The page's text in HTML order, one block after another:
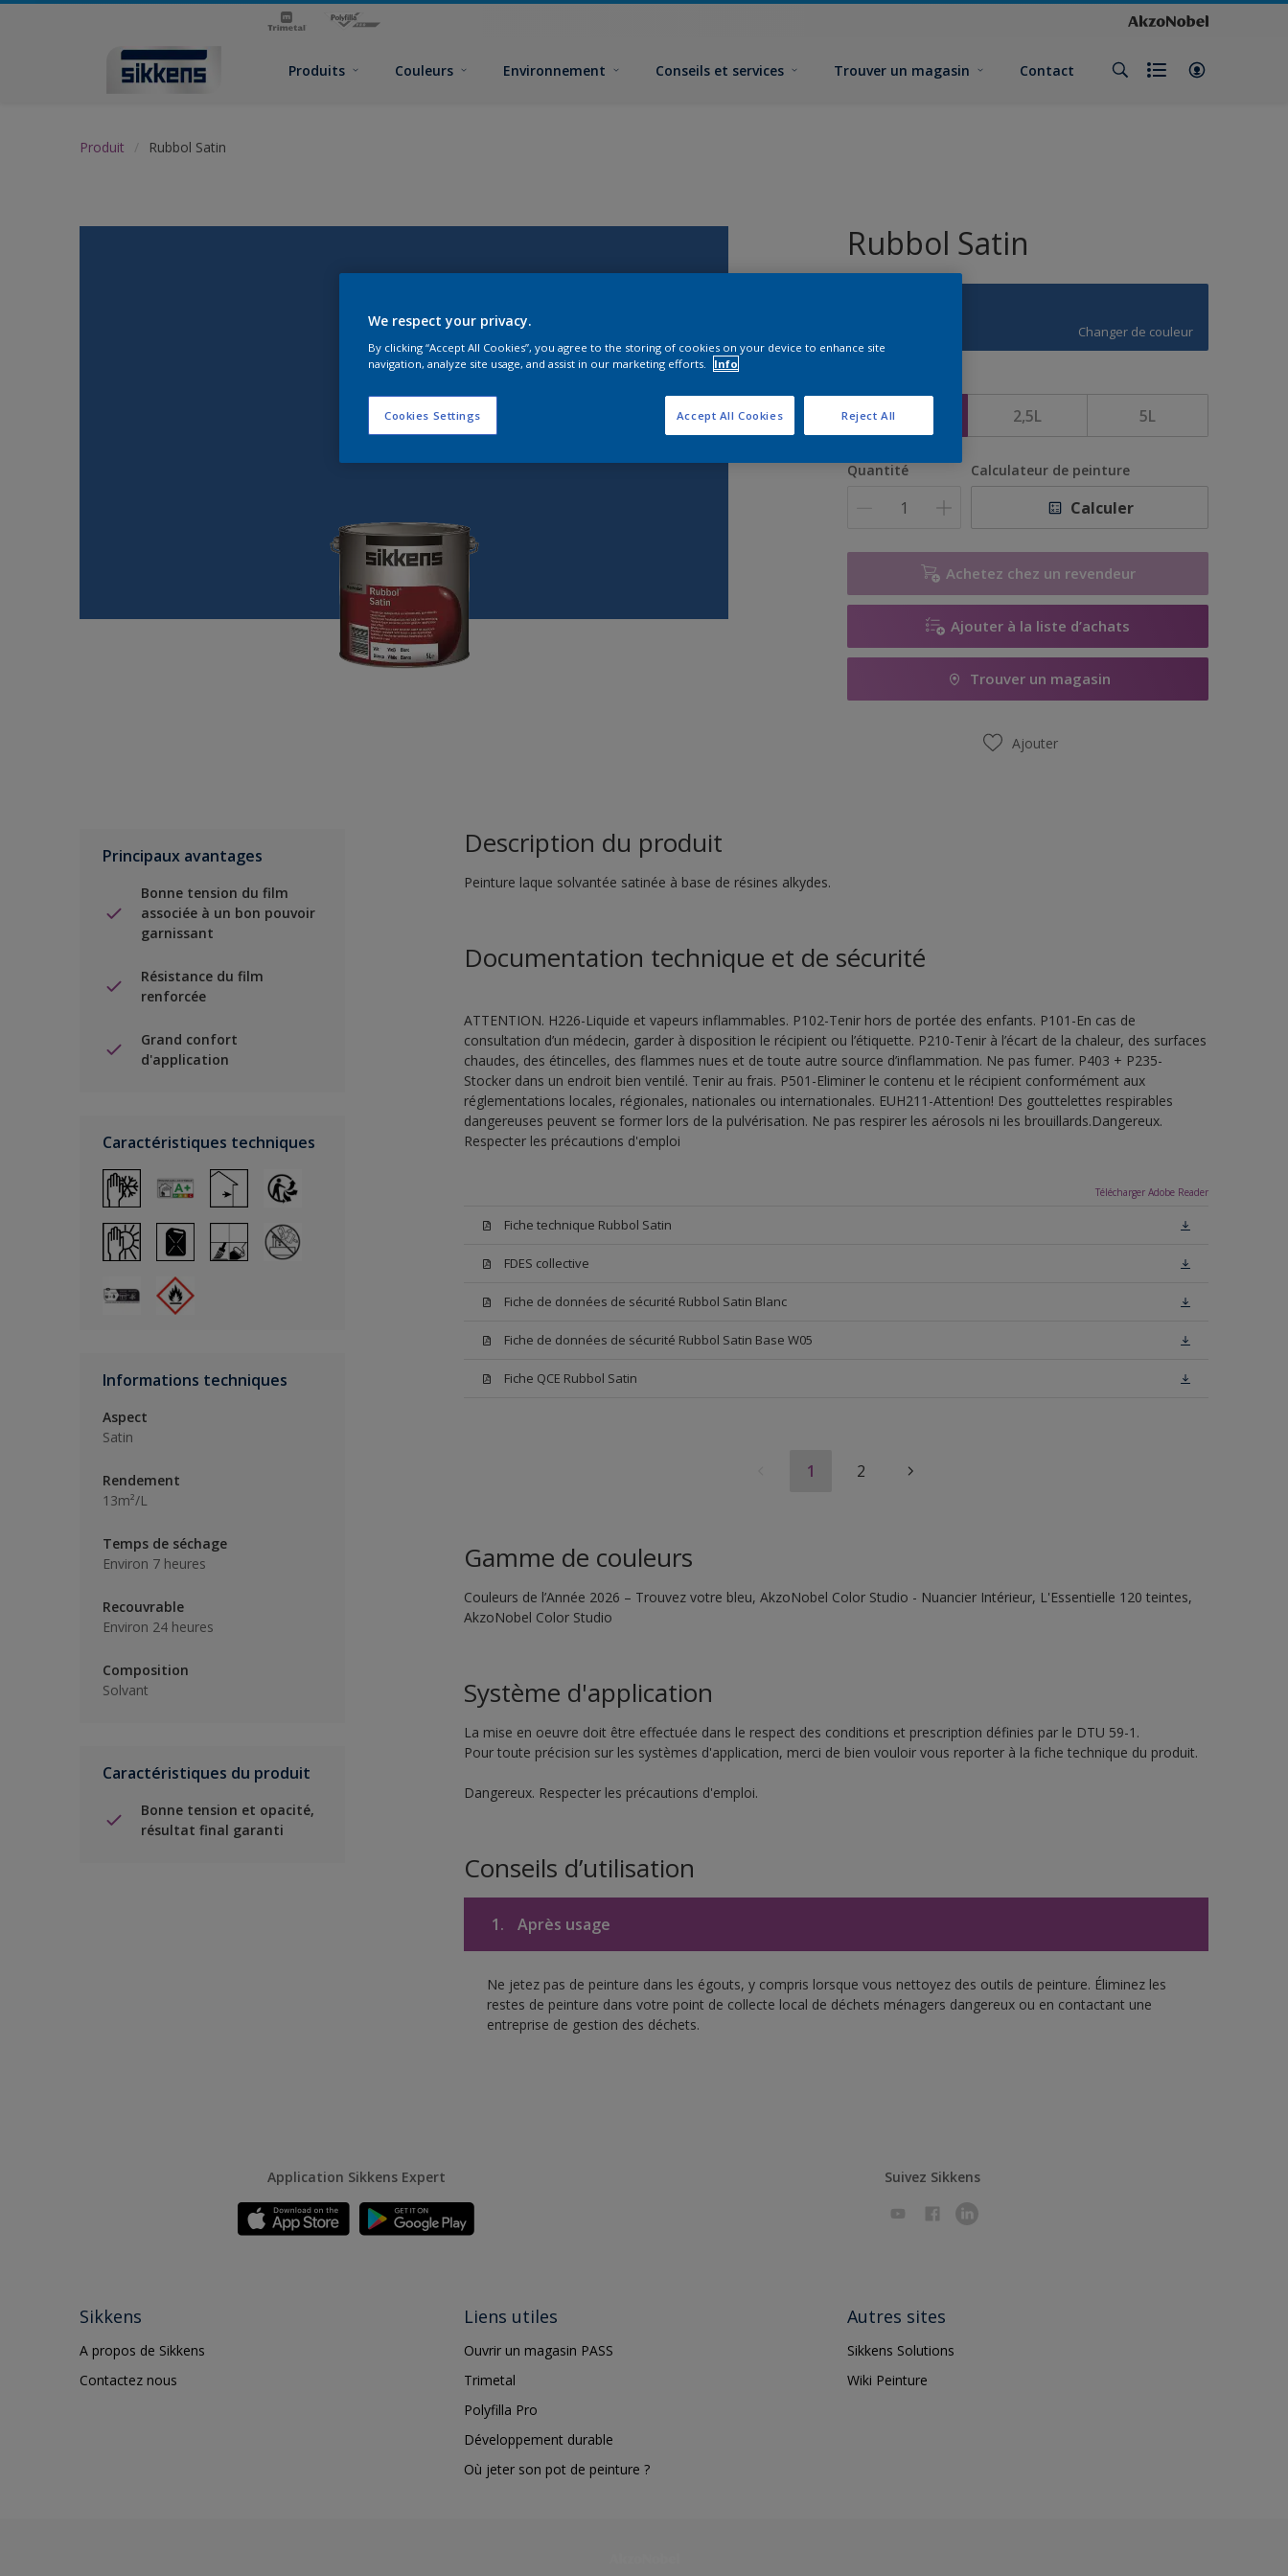
Produits Couleurs Environnement Conseils et services Trouver un magasin Contact
Produit Rubbol Satin
Rubbol Satin
Changer de couleur
2,5L 5L
Quantité Calculateur de peinture
Calculer
Achetez chez un revendeur
Ajouter à la liste d’achats
Trouver un magasin
Ajouter
Principaux avantages
Bonne tension du film
associée à un bon pouvoir
garnissant
Résistance du film
renforcée
Grand confort
d'application
Caractéristiques techniques
Informations techniques
Aspect
Satin
Rendement
13m²/L
Temps de séchage
Environ 7 heures
Recouvrable
Environ 24 heures
Composition
Solvant
Caractéristiques du produit
Bonne tension et opacité,
résultat final garanti
Description du produit
Peinture laque solvantée satinée à base de résines alkydes.
Documentation technique et de sécurité
ATTENTION. H226-Liquide et vapeurs inflammables. P102-Tenir hors de portée des enfants. P101-En cas de
consultation d’un médecin, garder à disposition le récipient ou l’étiquette. P210-Tenir à l’écart de la chaleur, des surfaces
chaudes, des étincelles, des flammes nues et de toute autre source d’inflammation. Ne pas fumer. P403 + P235-
Stocker dans un endroit bien ventilé. Tenir au frais. P501-Eliminer le contenu et le récipient conformément aux
réglementations locales, régionales, nationales ou internationales. EUH211-Attention! Des gouttelettes respirables
dangereuses peuvent se former lors de la pulvérisation. Ne pas respirer les aérosols ni les brouillards.Dangereux.
Respecter les précautions d'emploi
Télécharger Adobe Reader
Fiche technique Rubbol Satin
FDES collective
Fiche de données de sécurité Rubbol Satin Blanc
Fiche de données de sécurité Rubbol Satin Base W05
Fiche QCE Rubbol Satin
1 2
Gamme de couleurs
Couleurs de l’Année 2026 – Trouvez votre bleu, AkzoNobel Color Studio - Nuancier Intérieur, L'Essentielle 120 teintes,
AkzoNobel Color Studio
Système d'application
La mise en oeuvre doit être effectuée dans le respect des conditions et prescription définies par le DTU 59-1.
Pour toute précision sur les systèmes d'application, merci de bien vouloir vous reporter à la fiche technique du produit.
Dangereux. Respecter les précautions d'emploi.
Conseils d’utilisation
1. Après usage
Ne jetez pas de peinture dans les égouts, y compris lorsque vous nettoyez des outils de peinture. Éliminez les
restes de peinture dans votre point de collecte local de déchets ménagers dangereux ou en contactant une
entreprise de gestion des déchets.
Application Sikkens Expert Suivez Sikkens
Sikkens
A propos de Sikkens
Contactez nous
Liens utiles
Ouvrir un magasin PASS
Trimetal
Polyfilla Pro
Développement durable
Où jeter son pot de peinture ?
Autres sites
Sikkens Solutions
Wiki Peinture
We respect your privacy.
By clicking “Accept All Cookies”, you agree to the storing of cookies on your device to enhance site
navigation, analyze site usage, and assist in our marketing efforts.
Info
Cookies Settings Reject All
Accept All Cookies